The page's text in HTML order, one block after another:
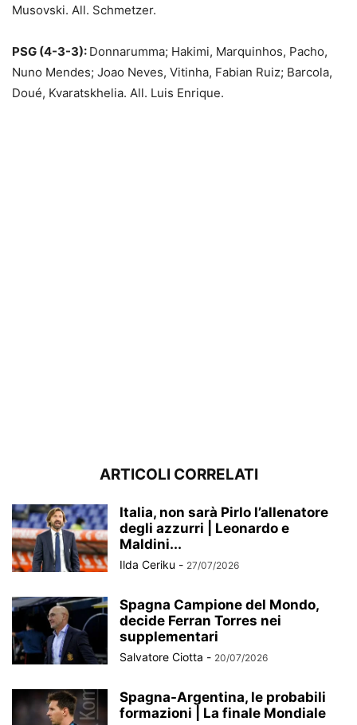
Musovski. All. Schmetzer.
PSG (4-3-3): Donnarumma; Hakimi, Marquinhos, Pacho,
Nuno Mendes; Joao Neves, Vitinha, Fabian Ruiz; Barcola,
Doué, Kvaratskhelia. All. Luis Enrique.
ARTICOLI CORRELATI
Italia, non sarà Pirlo l’allenatore
degli azzurri | Leonardo e
Maldini...
Ilda Ceriku - 27/07/2026
Spagna Campione del Mondo,
decide Ferran Torres nei
supplementari
Salvatore Ciotta - 20/07/2026
Spagna-Argentina, le probabili
formazioni | La finale Mondiale